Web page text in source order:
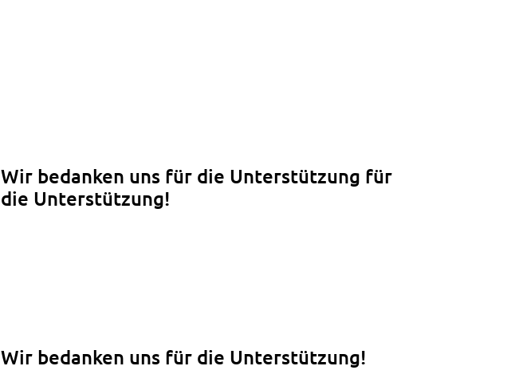
Wir bedanken uns für die Unterstützung für
die Unterstützung!
Wir bedanken uns für die Unterstützung!